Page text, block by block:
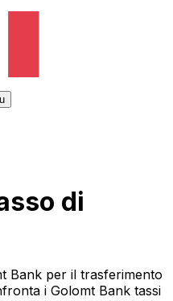
di
Bank per il trasferimento
i Golomt Bank tassi